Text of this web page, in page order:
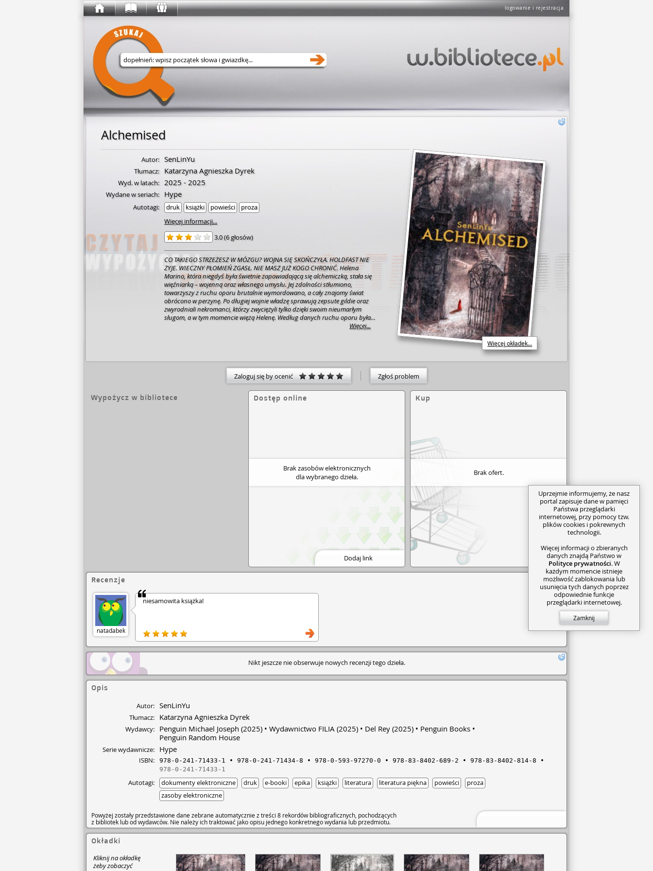
logowanie i rejestracja
Wyszukaj w serwisie
Alchemised
Więcej okładek...
Autor: SenLinYu
Tłumacz: Katarzyna Agnieszka Dyrek
Wyd. w latach: 2025 - 2025
Wydane w seriach: Hype
Autotagi: druk książki powieści
proza
Więcej informacji...
3.0(6 głosów)
CO TAKIEGO STRZEŻESZ W MÓZGU? WOJNA SIĘ SKOŃCZYŁA. HOLDFAST NIE
ŻYJE. WIECZNY PŁOMIEŃ ZGASŁ. NIE MASZ JUŻ KOGO CHRONIĆ. Helena
Marino, która niegdyś była świetnie zapowiadającą się alchemiczką, stała się
więźniarką – wojenną oraz własnego umysłu. Jej zdolności stłumiono,
towarzyszy z ruchu oporu brutalnie wymordowano, a cały znajomy świat
obrócono w perzynę. Po długiej wojnie władzę sprawują zepsute gildie oraz
zwyrodniali nekromanci, którzy zwyciężyli tylko dzięki swoim nieumarłym
sługom, a w tym momencie więżą Helenę. Według danych ruchu oporu była
mało znaczącą uzdrowicielką, lecz brak jej wspomnień sprzed wielu miesięcy
nekromantów w tym nowym świecie. Przetrzymywana w jego rozpadającej się
posiadłości rozpoczyna walkę o odzyskanie utraconej pamięci i zachowanie
okruchów dawnej siebie. Zarówno więzienie, jak i gospodarz skrywają własne
sekrety, które Helena za wszelką cenę musi wydobyć na światło dzienne.
Więcej...
Zaloguj się by ocenić Zgłoś problem
Wypożycz w bibliotece Dostęp online
Brak zasobów elektronicznych
dla wybranego dzieła.
Dodaj link
Kup
Brak ofert.
Recenzje
natadabek
niesamowita książka!
Nikt jeszcze nie obserwuje nowych recenzji tego dzieła.
Opis
Autor: SenLinYu
Tłumacz: Katarzyna Agnieszka Dyrek
Wydawcy: Penguin Michael Joseph (2025) Wydawnictwo FILIA (2025) Del Rey (2025)
Penguin Books
Penguin Random House
Serie wydawnicze: Hype
ISBN: 978-0-241-71433-1 978-0-241-71434-8 978-0-593-97270-0 978-83-8402-689-2
978-83-8402-814-8
978-0-241-71433-1
Autotagi: dokumenty elektroniczne druk e-booki epika książki literatura literatura piękna powieści
proza
zasoby elektroniczne
Powyżej zostały przedstawione dane zebrane automatycznie z treści 8 rekordów bibliograficznych, pochodzących
z bibliotek lub od wydawców. Nie należy ich traktować jako opisu jednego konkretnego wydania lub przedmiotu.
Okładki
Kliknij na okładkę
żeby zobaczyć
Uprzejmie informujemy, że nasz
portal zapisuje dane w pamięci
Państwa przeglądarki
internetowej, przy pomocy tzw.
plików cookies i pokrewnych
technologii.
Więcej informacji o zbieranych
danych znajdą Państwo w
Polityce prywatności. W
każdym momencie istnieje
możliwość zablokowania lub
usunięcia tych danych poprzez
odpowiednie funkcje
przeglądarki internetowej.
Zamknij